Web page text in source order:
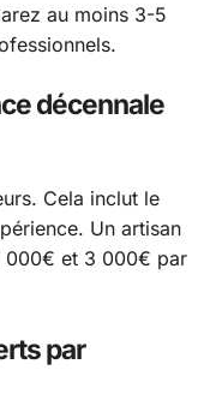
au moins 3-5
décennale
Cela inclut le
Un artisan
000€ et 3 000€ par
par